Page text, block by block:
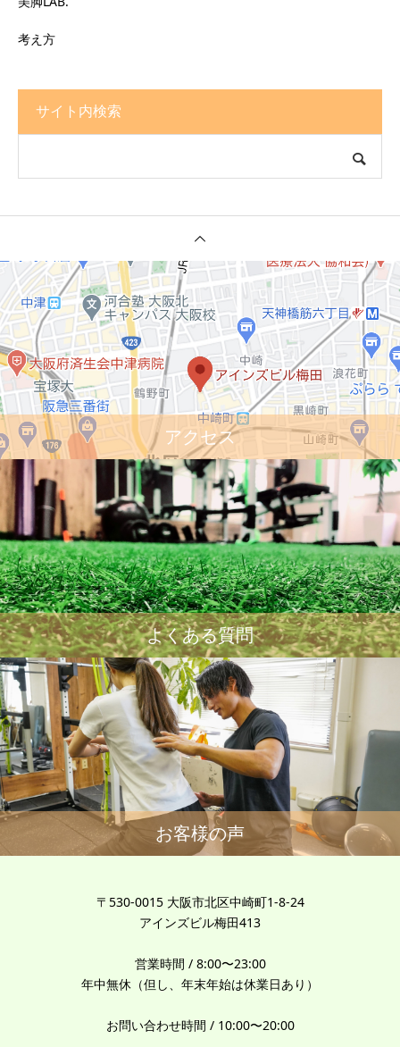
考え方
サイト内検索
アクセス
よくある質問
お客様の声
〒530-0015 大阪市北区中崎町1-8-24
アインズビル梅田413
営業時間 / 8:00〜23:00
年中無休（但し、年末年始は休業日あり）
お問い合わせ時間 / 10:00〜20:00